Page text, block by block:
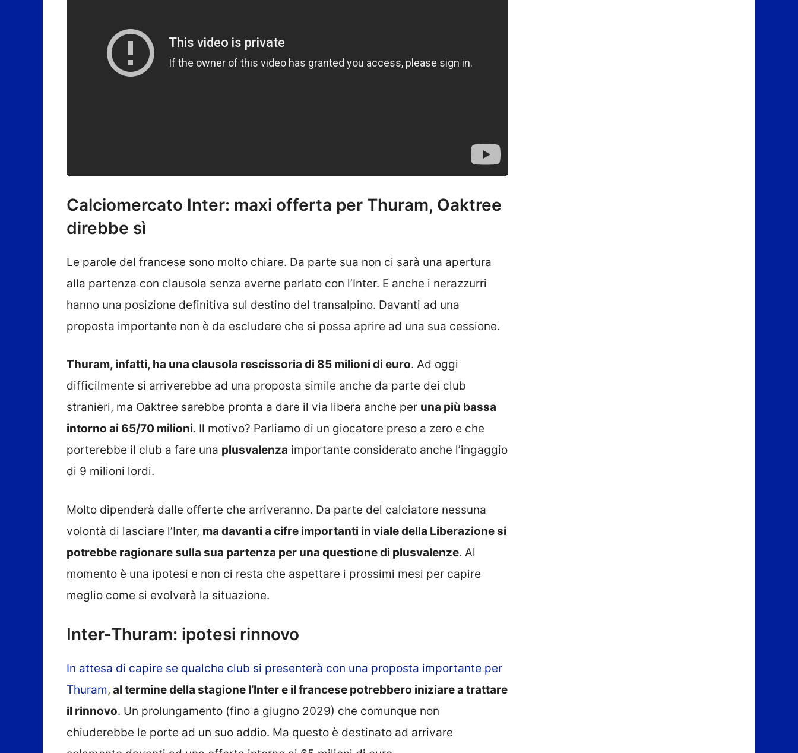
Calciomercato Inter: maxi offerta per Thuram, Oaktree
direbbe sì
Le parole del francese sono molto chiare. Da parte sua non ci sarà una apertura
alla partenza con clausola senza averne parlato con l’Inter. E anche i nerazzurri
hanno una posizione definitiva sul destino del transalpino. Davanti ad una
proposta importante non è da escludere che si possa aprire ad una sua cessione.
Thuram, infatti, ha una clausola rescissoria di 85 milioni di euro. Ad oggi
difficilmente si arriverebbe ad una proposta simile anche da parte dei club
stranieri, ma Oaktree sarebbe pronta a dare il via libera anche per una più bassa
intorno ai 65/70 milioni. Il motivo? Parliamo di un giocatore preso a zero e che
porterebbe il club a fare una plusvalenza importante considerato anche l’ingaggio
di 9 milioni lordi.
Molto dipenderà dalle offerte che arriveranno. Da parte del calciatore nessuna
volontà di lasciare l’Inter, ma davanti a cifre importanti in viale della Liberazione si
potrebbe ragionare sulla sua partenza per una questione di plusvalenze. Al
momento è una ipotesi e non ci resta che aspettare i prossimi mesi per capire
meglio come si evolverà la situazione.
Inter-Thuram: ipotesi rinnovo
In attesa di capire se qualche club si presenterà con una proposta importante per
Thuram, al termine della stagione l’Inter e il francese potrebbero iniziare a trattare
il rinnovo. Un prolungamento (fino a giugno 2029) che comunque non
chiuderebbe le porte ad un suo addio. Ma questo è destinato ad arrivare